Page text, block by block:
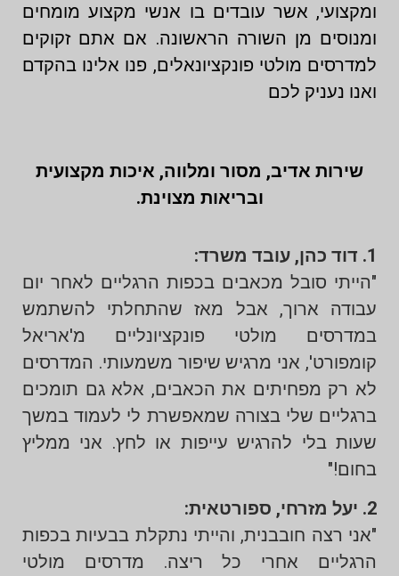
ומקצועי, אשר עובדים בו אנשי מקצוע מומחים
ומנוסים מן השורה הראשונה. אם אתם זקוקים
למדרסים מולטי פונקציונאלים, פנו אלינו בהקדם
ואנו נעניק לכם
שירות אדיב, מסור ומלווה, איכות מקצועית
ובריאות מצוינת.
1. דוד כהן, עובד משרד:
"הייתי סובל מכאבים בכפות הרגליים לאחר יום
עבודה ארוך, אבל מאז שהתחלתי להשתמש
במדרסים מולטי פונקציונליים מ'אריאל
קומפורט', אני מרגיש שיפור משמעותי. המדרסים
לא רק מפחיתים את הכאבים, אלא גם תומכים
ברגליים שלי בצורה שמאפשרת לי לעמוד במשך
שעות בלי להרגיש עייפות או לחץ. אני ממליץ
בחום!"
2. יעל מזרחי, ספורטאית:
"אני רצה חובבנית, והייתי נתקלת בבעיות בכפות
הרגליים אחרי כל ריצה. מדרסים מולטי